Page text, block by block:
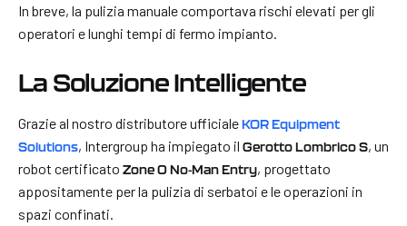
In breve, la pulizia manuale comportava rischi elevati per gli
operatori e lunghi tempi di fermo impianto.
La Soluzione Intelligente
Grazie al nostro distributore ufficialeKOR Equipment
Solutions, Intergroup ha impiegato il Gerotto Lombrico S, un
robot certificato Zone 0 No-Man Entry, progettato
appositamente per la pulizia di serbatoi e le operazioni in
spazi confinati.